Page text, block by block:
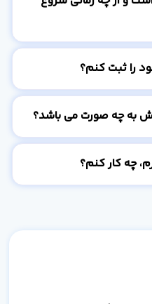
را ثبت کنم؟
به چه صورت می باشد؟
چه کار کنم؟